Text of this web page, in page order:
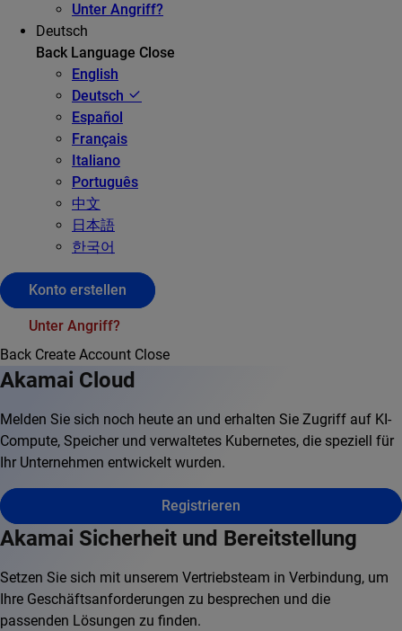
Unter Angriff?
Deutsch
Back Language Close
English
Deutsch
Español
Français
Italiano
Português
中文
日本語
한국어
Konto erstellen
Unter Angriff?
Back Create Account Close
Akamai Cloud
Melden Sie sich noch heute an und erhalten Sie Zugriff auf KI-
Compute, Speicher und verwaltetes Kubernetes, die speziell für
Ihr Unternehmen entwickelt wurden.
Registrieren
Akamai Sicherheit und Bereitstellung
Setzen Sie sich mit unserem Vertriebsteam in Verbindung, um
Ihre Geschäftsanforderungen zu besprechen und die
passenden Lösungen zu finden.